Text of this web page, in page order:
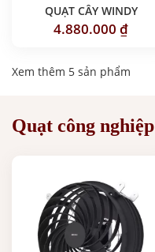
QUẠT CÂY WINDY
4.880.000 ₫
Xem thêm 5 sản phẩm
Quạt công nghiệp